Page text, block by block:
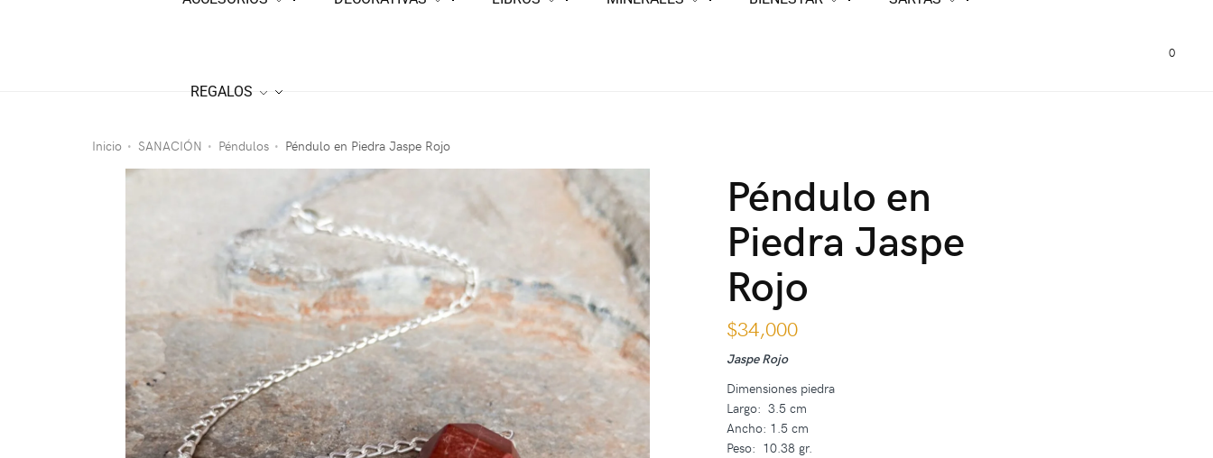
REGALOS
0
Inicio • SANACIÓN • Péndulos • Péndulo en Piedra Jaspe Rojo
Péndulo en
Piedra Jaspe
Rojo
$34,000
Jaspe Rojo
Dimensiones piedra
Largo: 3.5 cm
Ancho: 1.5 cm
Peso: 10.38 gr.